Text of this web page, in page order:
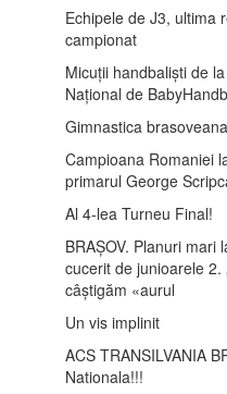
Echipele de J3, ultima
campionat
Micuții handbaliști de
Național de
Gimnastica
Campioana Romaniei
primarul George
Al 4-lea Turneu Final!
BRAȘOV. Planuri mari
cucerit de junioarele 2.
câștigăm «aurul
Un vis implinit
ACS TRANSILVANIA
Nationala!!!